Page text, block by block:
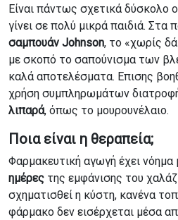
Είναι πάντως σχετικά δύσκολο
γίνει σε πολύ μικρά παιδιά. Στα
σαμπουάν Johnson, το «χωρίς
με σκοπό το σαπούνισμα των
καλά αποτελέσματα. Επισης
χρήση συμπληρωμάτων
λιπαρά, όπως το μουρουνέλαιο.
Ποια είναι η θεραπεία;
Φαρμακευτική αγωγή έχει νόημα
ημέρες της εμφάνισης του
σχηματισθεί η κύστη, κανένα
φάρμακο δεν εισέρχεται μέσα